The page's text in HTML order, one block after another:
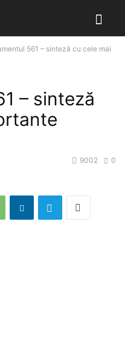
561 – sinteză cu cele mai
– sinteză
0
9002